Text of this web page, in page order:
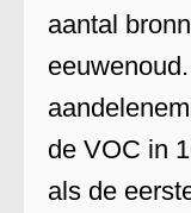
aantal
de VOC in
als de